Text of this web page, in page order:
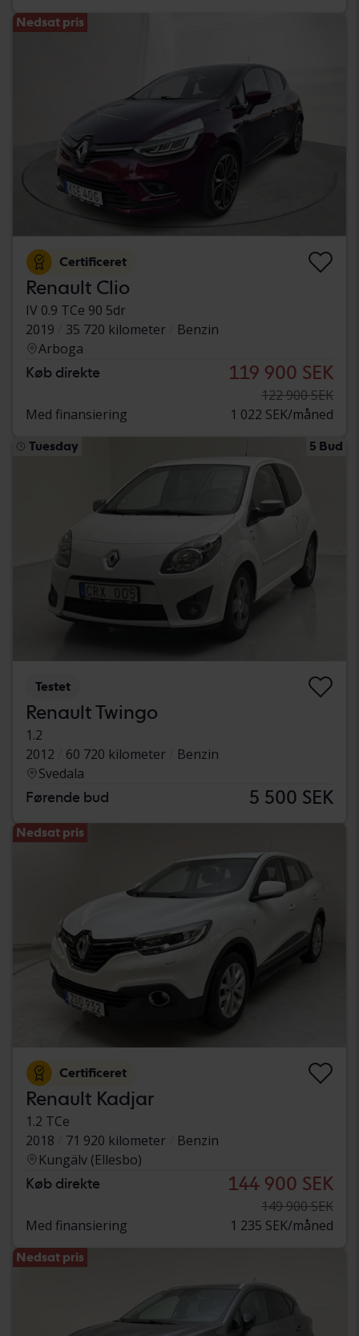
Nedsat pris
Certificeret
Renault Clio
IV 0.9 TCe 90 5dr
2019
35 720 kilometer
Benzin
Arboga
Køb direkte 119 900 SEK
122 900 SEK
Med finansiering
1 022 SEK/måned
Tuesday 5 Bud
Testet
Renault Twingo
1.2
2012
60 720 kilometer
Benzin
Svedala
Førende bud 5 500 SEK
Nedsat pris
Certificeret
Renault Kadjar
1.2 TCe
2018
71 920 kilometer
Benzin
Kungälv (Ellesbo)
Køb direkte 144 900 SEK
149 900 SEK
Med finansiering
1 235 SEK/måned
Nedsat pris